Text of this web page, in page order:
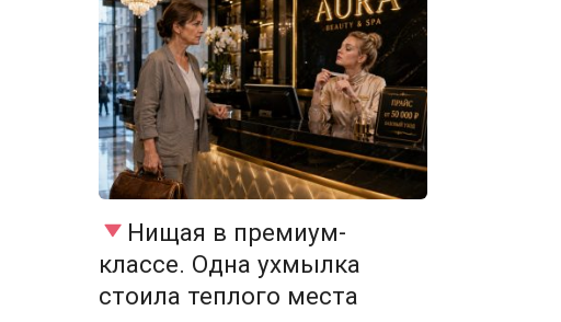
Нищая в премиум-
классе. Одна ухмылка
стоила теплого места